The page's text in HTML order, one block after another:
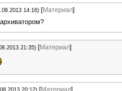
14:16) [Материал]
архиватором?
21:35) [Материал]
20:12) [Материал]